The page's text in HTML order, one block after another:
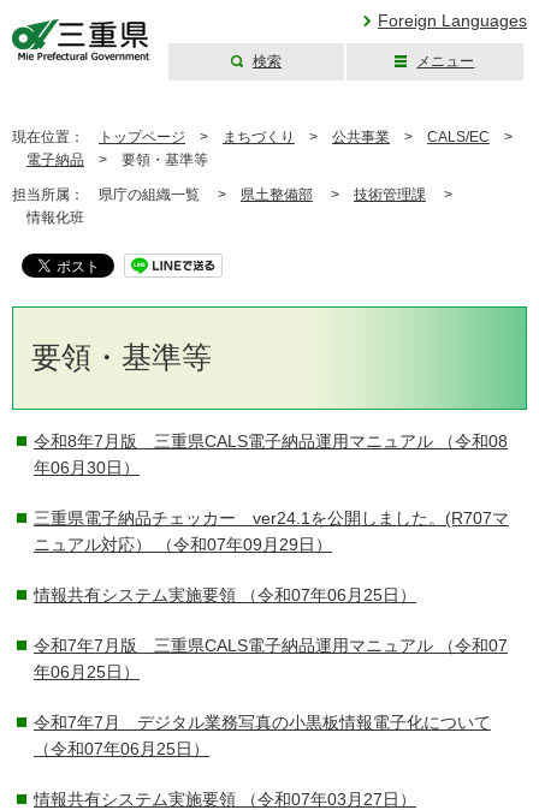
Foreign Languages
検索 メニュー
現在位置： トップページ > まちづくり > 公共事業 > CALS/EC >
電子納品 > 要領・基準等
担当所属： 県庁の組織一覧 > 県土整備部 > 技術管理課 >
情報化班
要領・基準等
令和8年7月版 三重県CALS電子納品運用マニュアル （令和08
年06月30日）
三重県電子納品チェッカー ver24.1を公開しました。(R707マ
ニュアル対応）
（令和07年09月29日）
情報共有システム実施要領 （令和07年06月25日）
令和7年7月版 三重県CALS電子納品運用マニュアル （令和07
年06月25日）
令和7年7月 デジタル業務写真の小黒板情報電子化について
（令和07年06月25日）
情報共有システム実施要領 （令和07年03月27日）